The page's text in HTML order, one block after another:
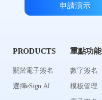
申請演示
PRODUCTS
關於電子簽名
選擇eSign.AI
重點功能
數字簽名
模板管理